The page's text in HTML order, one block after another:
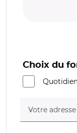
Choix du
Votre